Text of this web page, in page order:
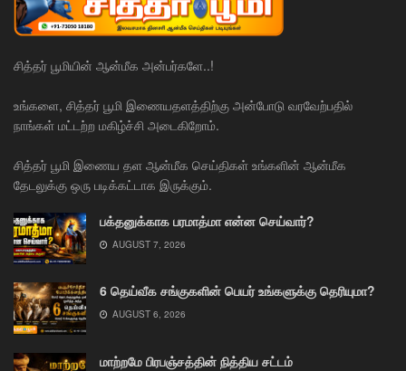
சித்தர் பூமியின் ஆன்மீக அன்பர்களே..!
உங்களை, சித்தர் பூமி இணையதளத்திற்கு அன்போடு வரவேற்பதில்
நாங்கள் மட்டற்ற மகிழ்ச்சி அடைகிறோம்.
சித்தர் பூமி இணைய தள ஆன்மீக செய்திகள் உங்களின் ஆன்மீக
தேடலுக்கு ஒரு படிக்கட்டாக இருக்கும்.
பக்தனுக்காக பரமாத்மா என்ன செய்வார்?
AUGUST 7, 2026
6 தெய்வீக சங்குகளின் பெயர் உங்களுக்கு தெரியுமா?
AUGUST 6, 2026
மாற்றமே பிரபஞ்சத்தின் நித்திய சட்டம்